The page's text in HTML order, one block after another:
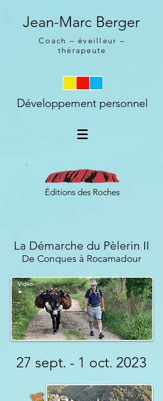
Jean-Marc Berger
Coach – éveilleur –
thérapeute
Développement personnel
Éditions des Roches
La Démarche du Pèlerin II
De Conques à Rocamadour
Vidéo
►
27 sept. - 1 oct. 2023